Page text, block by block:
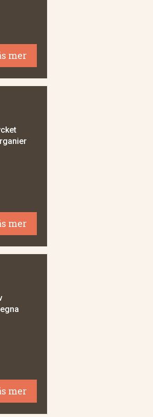
mer
mer
mer